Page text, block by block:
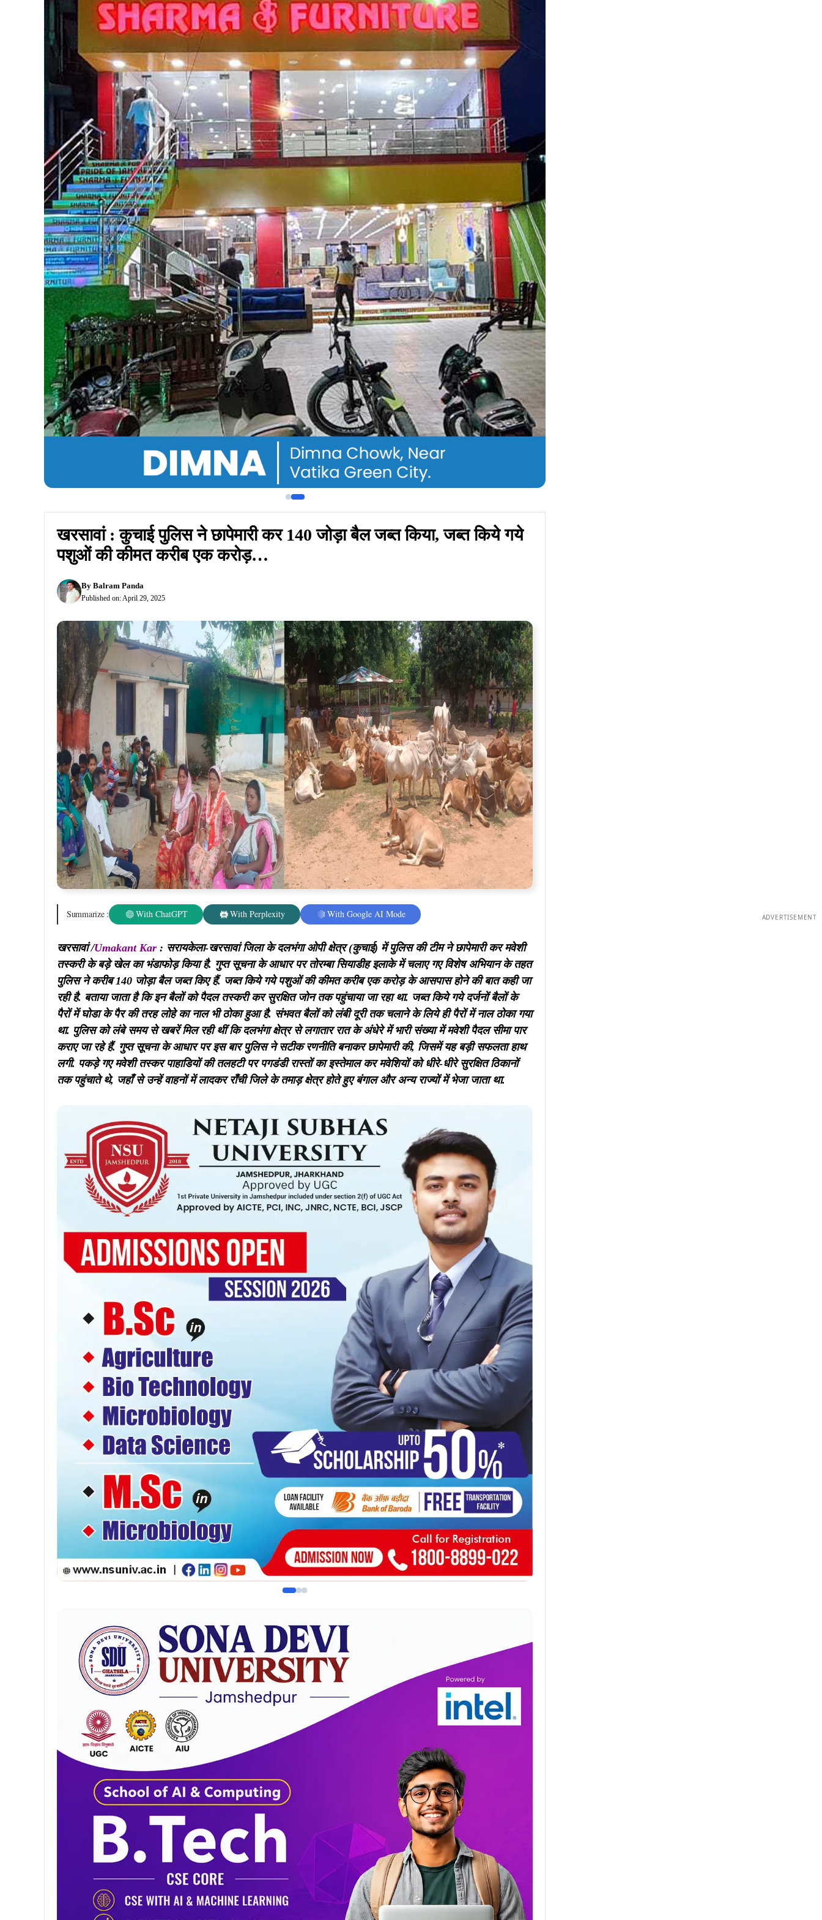
खरसावां : कुचाई पुलिस ने छापेमारी कर 140 जोड़ा बैल जब्त किया, जब्त किये गये
पशुओं की कीमत करीब एक करोड़…
By Balram Panda
Published on: April 29, 2025
Summarize : With ChatGPT With Perplexity With Google AI Mode
खरसावां /Umakant Kar : सरायकेला-खरसावां जिला के दलभंगा ओपी क्षेत्र (कुचाई) में पुलिस की टीम ने छापेमारी कर मवेशी
तस्करी के बड़े खेल का भंडाफोड़ किया है. गुप्त सूचना के आधार पर तोरम्बा सियाडीह इलाके में चलाए गए विशेष अभियान के तहत
पुलिस ने करीब 140 जोड़ा बैल जब्त किए हैं. जब्त किये गये पशुओं की कीमत करीब एक करोड़ के आसपास होने की बात कही जा
रही है. बताया जाता है कि इन बैलों को पैदल तस्करी कर सुरक्षित जोन तक पहुंचाया जा रहा था. जब्त किये गये दर्जनों बैलों के
पैरों में घोडा के पैर की तरह लोहे का नाल भी ठोका हुआ है. संभवत बैलों को लंबी दूरी तक चलाने के लिये ही पैरों में नाल ठोका गया
था. पुलिस को लंबे समय से खबरें मिल रही थीं कि दलभंगा क्षेत्र से लगातार रात के अंधेरे में भारी संख्या में मवेशी पैदल सीमा पार
कराए जा रहे हैं. गुप्त सूचना के आधार पर इस बार पुलिस ने सटीक रणनीति बनाकर छापेमारी की, जिसमें यह बड़ी सफलता हाथ
लगी. पकड़े गए मवेशी तस्कर पाहाडियों की तलहटी पर पगडंडी रास्तों का इस्तेमाल कर मवेशियों को धीरे-धीरे सुरक्षित ठिकानों
तक पहुंचाते थे, जहाँ से उन्हें वाहनों में लादकर राँची जिले के तमाड़ क्षेत्र होते हुए बंगाल और अन्य राज्यों में भेजा जाता था.
ADVERTISEMENT